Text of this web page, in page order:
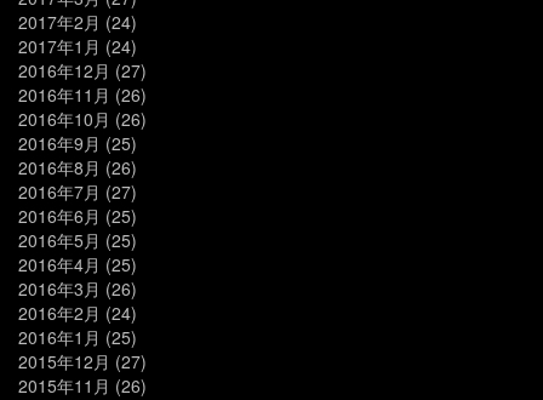
2017年2月 (24)
2017年1月 (24)
2016年12月 (27)
2016年11月 (26)
2016年10月 (26)
2016年9月 (25)
2016年8月 (26)
2016年7月 (27)
2016年6月 (25)
2016年5月 (25)
2016年4月 (25)
2016年3月 (26)
2016年2月 (24)
2016年1月 (25)
2015年12月 (27)
2015年11月 (26)